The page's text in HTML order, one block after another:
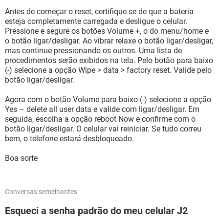
Antes de começar o reset, certifique-se de que a bateria
esteja completamente carregada e desligue o celular.
Pressione e segure os botões Volume +, o do menu/home e
o botão ligar/desligar. Ao vibrar relaxe o botão ligar/desligar,
mas continue pressionando os outros. Uma lista de
procedimentos serão exibidos na tela. Pelo botão para baixo
(-) selecione a opção Wipe > data > factory reset. Valide pelo
botão ligar/desligar.
Agora com o botão Volume para baixo (-) selecione a opção
Yes – delete all user data e valide com ligar/desligar. Em
seguida, escolha a opção reboot Now e confirme com o
botão ligar/desligar. O celular vai reiniciar. Se tudo correu
bem, o telefone estará desbloqueado.
Boa sorte
Conversas semelhantes
Esqueci a senha padrão do meu celular J2